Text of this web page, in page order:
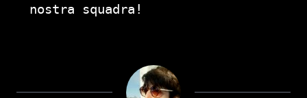
nostra squadra!